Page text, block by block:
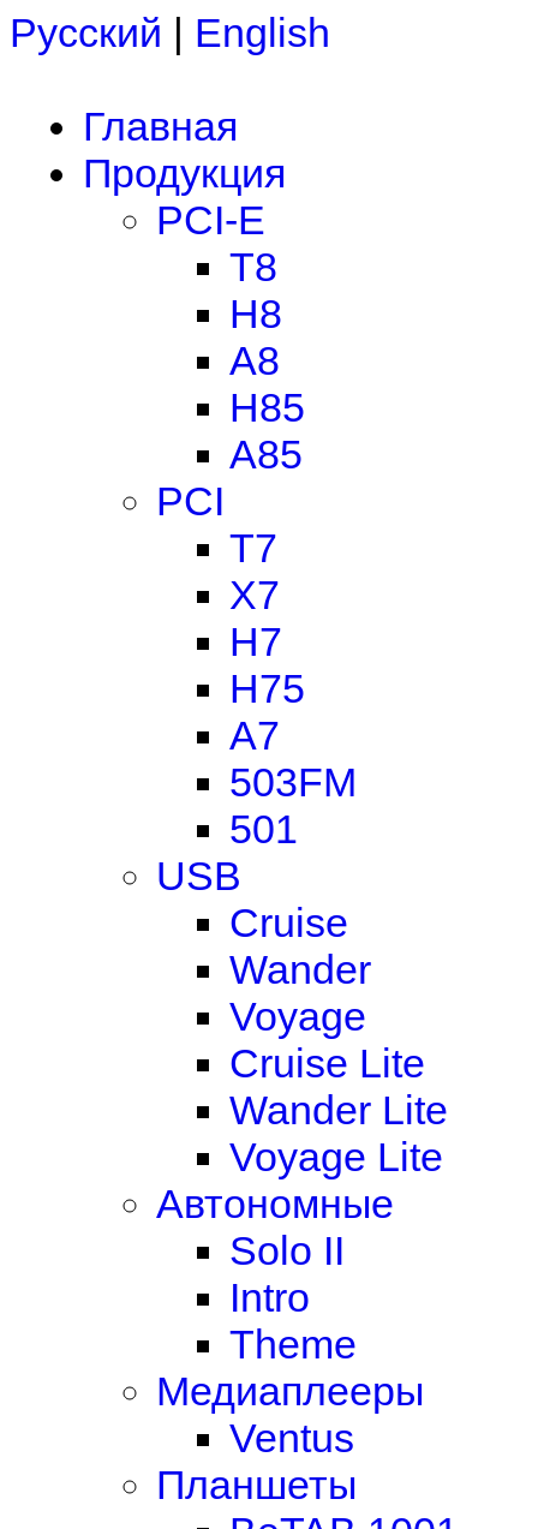
Русский | English
Главная
Продукция
PCI-E
T8
H8
A8
H85
A85
PCI
T7
X7
H7
H75
A7
503FM
501
USB
Cruise
Wander
Voyage
Cruise Lite
Wander Lite
Voyage Lite
Автономные
Solo II
Intro
Theme
Медиаплееры
Ventus
Планшеты